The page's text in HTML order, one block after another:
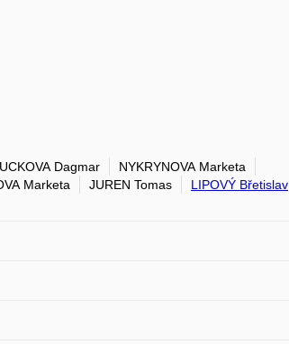
Dagmar
NYKRYNOVA Marketa
Marketa JUREN Tomas
LIPOVÝ Břetislav